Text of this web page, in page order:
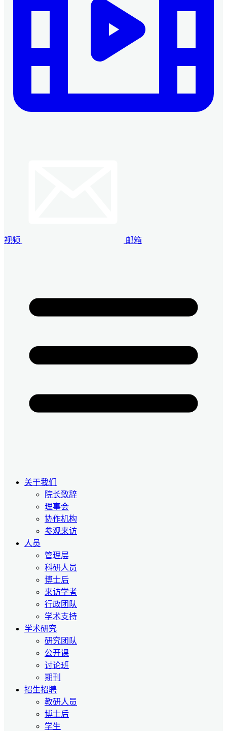
视频 邮箱
关于我们
院长致辞
理事会
协作机构
参观来访
人员
管理层
科研人员
博士后
来访学者
行政团队
学术支持
学术研究
研究团队
公开课
讨论班
期刊
招生招聘
教研人员
博士后
学生